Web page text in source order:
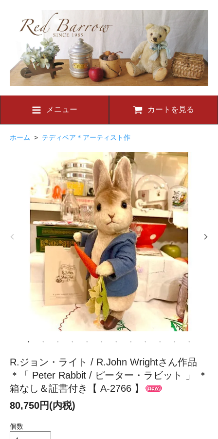
メニュー カートを見る
ホーム > テディベア＊アーティスト作
R.ジョン・ライト / R.John Wrightさん作品
＊「 Peter Rabbit / ピーター・ラビット 」 ＊
箱なし＆証書付き【 A-2766 】
80,750円(内税)
個数